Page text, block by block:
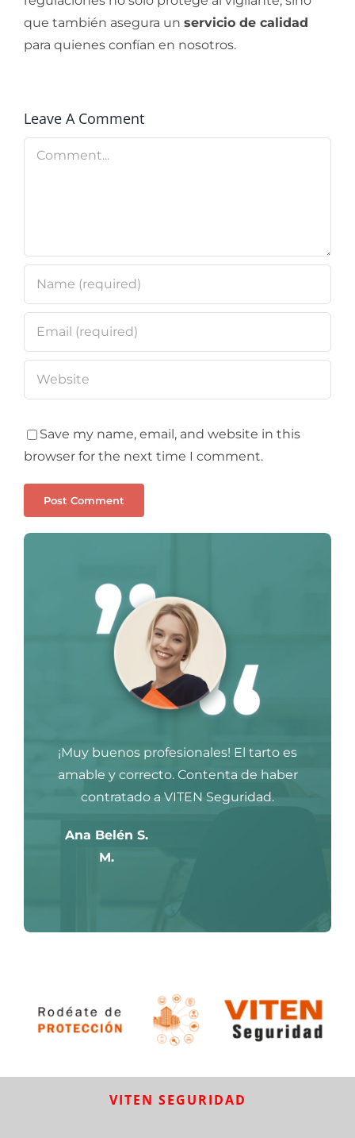
que también asegura un servicio de calidad
para quienes confían en nosotros.
Leave A Comment
Comment
Save my name, email, and website in this
browser for the next time I comment.
¡Muy buenos profesionales! El tarto es
amable y correcto. Contenta de haber
contratado a VITEN Seguridad.
Ana Belén S.
M.
VITEN SEGURIDAD